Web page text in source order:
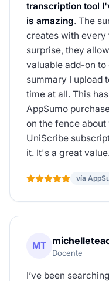
transcription tool
is amazing. The
creates with every
surprise, they
valuable add-on
summary I upload
time at all. This
AppSumo
on the fence
UniScribe
it. It's a great
vía
MT
Docente
I’ve been